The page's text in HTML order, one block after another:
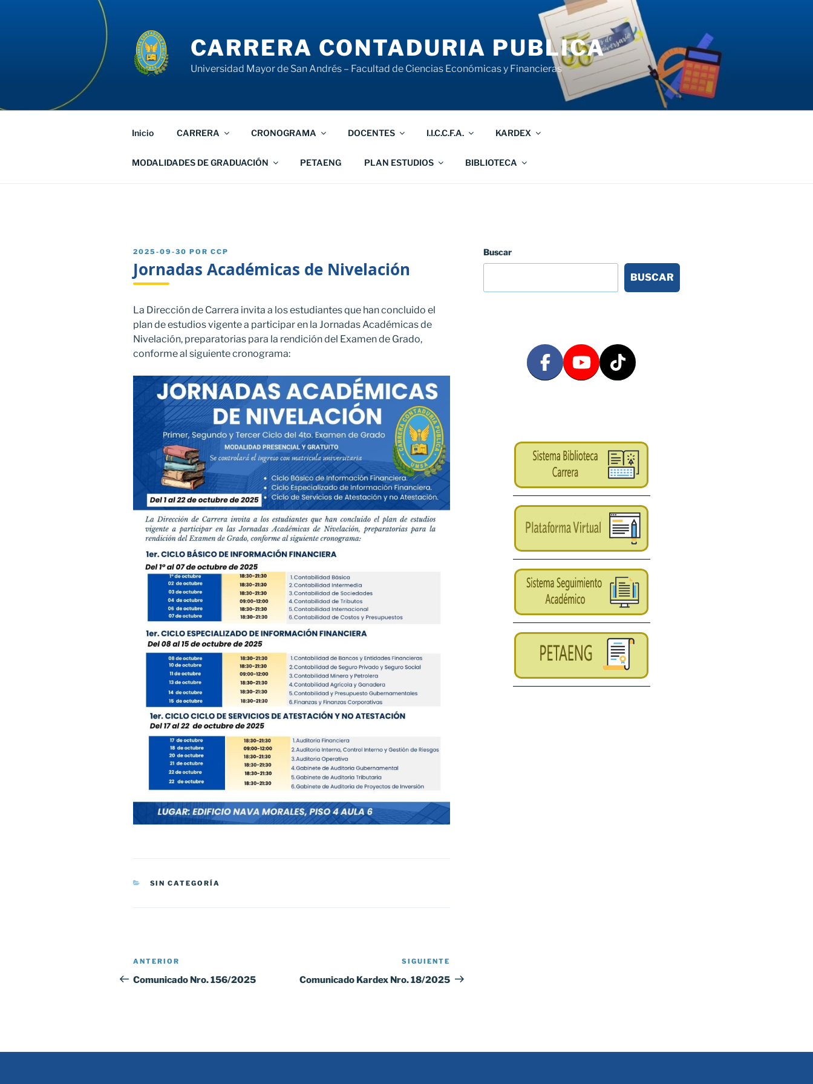
CARRERA CONTADURIA PUBLICA
Universidad Mayor de San Andrés – Facultad de Ciencias Económicas y Financieras
Inicio CARRERA CRONOGRAMA DOCENTES I.I.C.C.F.A. KARDEX
MODALIDADES DE GRADUACIÓN PETAENG PLAN ESTUDIOS BIBLIOTECA
PUBLICADO
2025-09-30 POR CCP
Jornadas Académicas de Nivelación
La Dirección de Carrera invita a los estudiantes que han concluido el
plan de estudios vigente a participar en la Jornadas Académicas de
Nivelación, preparatorias para la rendición del Examen de Grado,
conforme al siguiente cronograma:
CATEGORÍAS
SIN CATEGORÍA
Navegación
de
Entrada
anterior:
ANTERIOR
Comunicado Nro. 156/2025
entrada
SIGUIENTE
Comunicado Kardex Nro. 18/2025
Buscar
BUSCAR